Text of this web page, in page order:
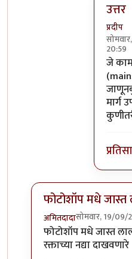
उत्तर
प्रदीप
20:59
In
जे
मार्ग
फोटोशॉप मधे जास्त
अमितदादासोमवार, 19/09/
In reply toकुर्बानी
फोटोशॉप मधे जास्त
रक्ताच्या नद्या दाखवणारे